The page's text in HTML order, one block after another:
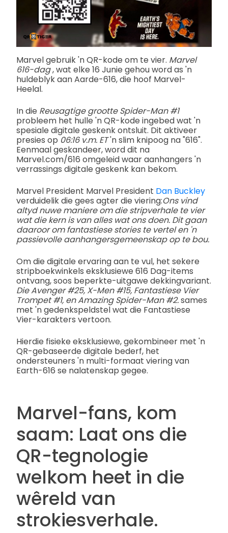
Marvel gebruik 'n QR-kode om te vier. Marvel
616-dag, wat elke 16 Junie gehou word as 'n
huldeblyk aan Aarde-616, die hoof Marvel-
Heelal.
In die Reusagtige grootte Spider-Man #1
probleem het hulle 'n QR-kode ingebed wat 'n
spesiale digitale geskenk ontsluit. Dit aktiveer
presies op 06:16 v.m. ET'n slim knipoog na "616".
Eenmaal geskandeer, word dit na
Marvel.com/616 omgeleid waar aanhangers 'n
verrassings digitale geskenk kan bekom.
Marvel President Marvel President Dan Buckley
verduidelik die gees agter die viering:Ons vind
altyd nuwe maniere om die stripverhale te vier
wat die kern is van alles wat ons doen. Dit gaan
daaroor om fantastiese stories te vertel en 'n
passievolle aanhangersgemeenskap op te bou.
Om die digitale ervaring aan te vul, het sekere
stripboekwinkels eksklusiewe 616 Dag-items
ontvang, soos beperkte-uitgawe dekkingvariant.
Die Avenger #25, X-Men #15, Fantastiese Vier
Trompet #1, en Amazing Spider-Man #2.sames
met 'n gedenkspeldstel wat die Fantastiese
Vier-karakters vertoon.
Hierdie fisieke eksklusiewe, gekombineer met 'n
QR-gebaseerde digitale bederf, het
ondersteuners 'n multi-formaat viering van
Earth-616 se nalatenskap gegee.
Marvel-fans, kom
saam: Laat ons die
QR-tegnologie
welkom heet in die
wêreld van
strokiesverhale.